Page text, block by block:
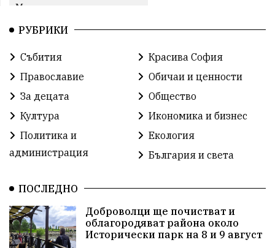
Международни отношения
конституционен съд
българската общност Исторически парк
Доброволци Слатина
Икономика Красива България измама
Европа Актуално Туризъм Бизнес
РУБРИКИ
Събития
Красива София
Православие
Обичаи и ценности
За децата
Общество
Култура
Икономика и бизнес
Политика и
администрация
Екология
България и света
ПОСЛЕДНО
Доброволци ще почистват и
облагородяват района около
Исторически парк на 8 и 9 август